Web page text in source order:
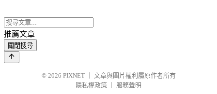
推薦文章
關閉搜尋
© 2026 PIXNET
文章與圖片權利屬原作者所有
隱私權政策
服務聲明